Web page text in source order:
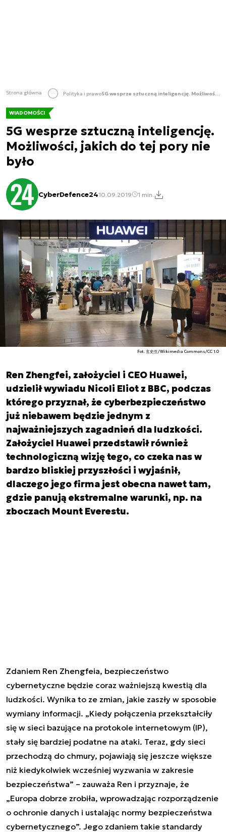
Strona główna Polityka i prawo 5G wesprze sztuczną inteligencję. Możliwości, jakich do tej pory nie było
WIADOMOŚCI
5G wesprze sztuczną inteligencję.
Możliwości, jakich do tej pory nie
było
CyberDefence2410.09.2019 1 min.
Fot. 玄史生/Wikimedia Commons/CC 1.0
Ren Zhengfei, założyciel i CEO Huawei,
udzielił wywiadu Nicoli Eliot z BBC, podczas
którego przyznał, że cyberbezpieczeństwo
już niebawem będzie jednym z
najważniejszych zagadnień dla ludzkości.
Założyciel Huawei przedstawił również
technologiczną wizję tego, co czeka nas w
bardzo bliskiej przyszłości i wyjaśnił,
dlaczego jego firma jest obecna nawet tam,
gdzie panują ekstremalne warunki, np. na
zboczach Mount Everestu.
Zdaniem Ren Zhengfeia, bezpieczeństwo
cybernetyczne będzie coraz ważniejszą kwestią dla
ludzkości. Wynika to ze zmian, jakie zaszły w sposobie
wymiany informacji. „Kiedy połączenia przekształciły
się w sieci bazujące na protokole internetowym (IP),
stały się bardziej podatne na ataki. Teraz, gdy sieci
przechodzą do chmury, pojawiają się jeszcze większe
niż kiedykolwiek wcześniej wyzwania w zakresie
bezpieczeństwa” – zauważa Ren i przyznaje, że
„Europa dobrze zrobiła, wprowadzając rozporządzenie
o ochronie danych i ustalając normy bezpieczeństwa
cybernetycznego”. Jego zdaniem takie standardy